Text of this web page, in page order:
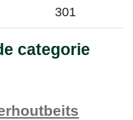
301
categorie